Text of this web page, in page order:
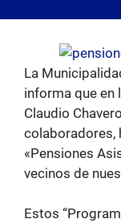
La
informa que en
Claudio
colaboradores,
«Pensiones
vecinos de
Estos